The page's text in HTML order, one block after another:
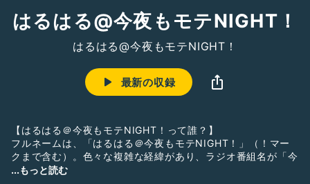
はるはる@今夜もモテNIGHT！
はるはる@今夜もモテNIGHT！
最新の収録
【はるはる＠今夜もモテNIGHT！って誰？】
フルネームは、「はるはる＠今夜もモテNIGHT！」（！マー
クまで含む）。色々な複雑な経緯があり、ラジオ番組名が「今
夜もモテNIGHT！」になってしまったため、名前もそうなっ
...もっと読む